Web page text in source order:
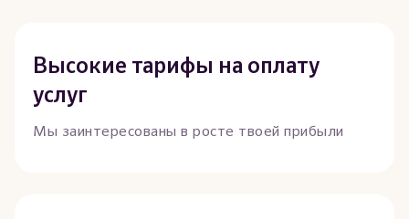
Высокие тарифы на оплату
услуг
Мы заинтересованы в росте твоей прибыли